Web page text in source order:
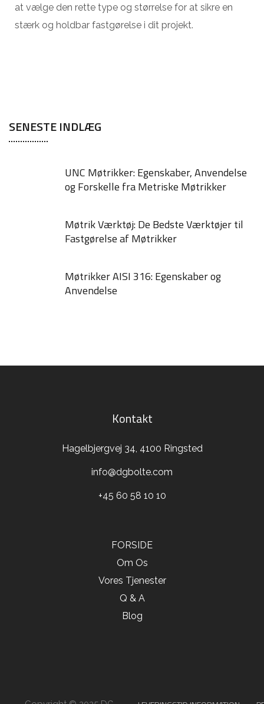
at vælge den rette type og størrelse for at sikre en
stærk og holdbar fastgørelse i dit projekt.
SENESTE INDLÆG
UNC Møtrikker: Egenskaber, Anvendelse
og Forskelle fra Metriske Møtrikker
Møtrik Værktøj: De Bedste Værktøjer til
Fastgørelse af Møtrikker
Møtrikker AISI 316: Egenskaber og
Anvendelse
Kontakt
Hagelbjergvej 34, 4100 Ringsted
info@dgbolte.com
+45 60 58 10 10
FORSIDE
Om Os
Vores Tjenester
Q & A
Blog